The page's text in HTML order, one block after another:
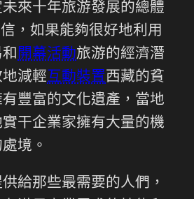
來十年旅游發展的總體
，如果能夠很好地利用
開幕活動旅游的經濟潛
減輕互動裝置西藏的貧
豐富的文化遺產，當地
干企業家擁有大量的機
境。
給那些最需要的人們，